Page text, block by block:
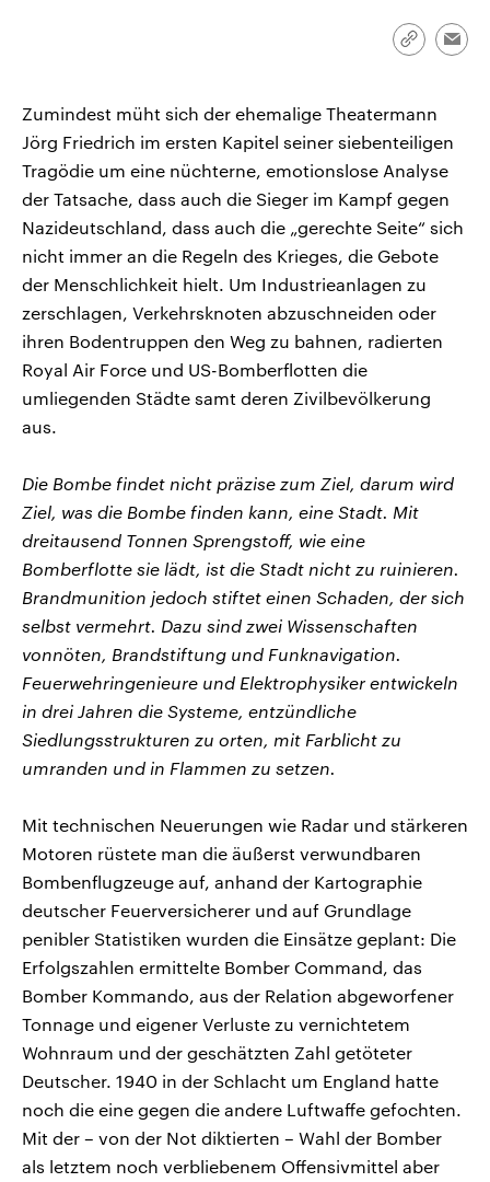
Link
Zumindest müht sich der ehemalige Theatermann
Jörg Friedrich im ersten Kapitel seiner siebenteiligen
Tragödie um eine nüchterne, emotionslose Analyse
der Tatsache, dass auch die Sieger im Kampf gegen
Nazideutschland, dass auch die „gerechte Seite“ sich
nicht immer an die Regeln des Krieges, die Gebote
der Menschlichkeit hielt. Um Industrieanlagen zu
zerschlagen, Verkehrsknoten abzuschneiden oder
ihren Bodentruppen den Weg zu bahnen, radierten
Royal Air Force und US-Bomberflotten die
umliegenden Städte samt deren Zivilbevölkerung
aus.
Die Bombe findet nicht präzise zum Ziel, darum wird
Ziel, was die Bombe finden kann, eine Stadt. Mit
dreitausend Tonnen Sprengstoff, wie eine
Bomberflotte sie lädt, ist die Stadt nicht zu ruinieren.
Brandmunition jedoch stiftet einen Schaden, der sich
selbst vermehrt. Dazu sind zwei Wissenschaften
vonnöten, Brandstiftung und Funknavigation.
Feuerwehringenieure und Elektrophysiker entwickeln
in drei Jahren die Systeme, entzündliche
Siedlungsstrukturen zu orten, mit Farblicht zu
umranden und in Flammen zu setzen.
Mit technischen Neuerungen wie Radar und stärkeren
Motoren rüstete man die äußerst verwundbaren
Bombenflugzeuge auf, anhand der Kartographie
deutscher Feuerversicherer und auf Grundlage
penibler Statistiken wurden die Einsätze geplant: Die
Erfolgszahlen ermittelte Bomber Command, das
Bomber Kommando, aus der Relation abgeworfener
Tonnage und eigener Verluste zu vernichtetem
Wohnraum und der geschätzten Zahl getöteter
Deutscher. 1940 in der Schlacht um England hatte
noch die eine gegen die andere Luftwaffe gefochten.
Mit der – von der Not diktierten – Wahl der Bomber
als letztem noch verbliebenem Offensivmittel aber